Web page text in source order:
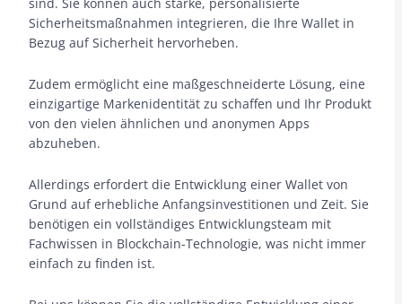
Sicherheitsmaßnahmen integrieren, die Ihre Wallet in
Bezug auf Sicherheit hervorheben.
Zudem ermöglicht eine maßgeschneiderte Lösung, eine
einzigartige Markenidentität zu schaffen und Ihr Produkt
von den vielen ähnlichen und anonymen Apps
abzuheben.
Allerdings erfordert die Entwicklung einer Wallet von
Grund auf erhebliche Anfangsinvestitionen und Zeit. Sie
benötigen ein vollständiges Entwicklungsteam mit
Fachwissen in Blockchain-Technologie, was nicht immer
einfach zu finden ist.